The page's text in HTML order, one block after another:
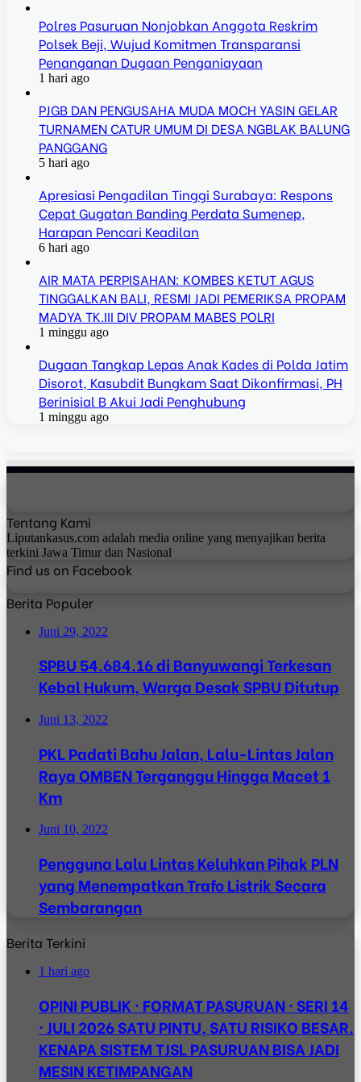
Polres Pasuruan Nonjobkan Anggota Reskrim
Polsek Beji, Wujud Komitmen Transparansi
Penanganan Dugaan Penganiayaan
1 hari ago
PJGB DAN PENGUSAHA MUDA MOCH YASIN GELAR
TURNAMEN CATUR UMUM DI DESA NGBLAK BALUNG
PANGGANG
5 hari ago
Apresiasi Pengadilan Tinggi Surabaya: Respons
Cepat Gugatan Banding Perdata Sumenep,
Harapan Pencari Keadilan
6 hari ago
AIR MATA PERPISAHAN: KOMBES KETUT AGUS
TINGGALKAN BALI, RESMI JADI PEMERIKSA PROPAM
MADYA TK.III DIV PROPAM MABES POLRI
1 minggu ago
Dugaan Tangkap Lepas Anak Kades di Polda Jatim
Disorot, Kasubdit Bungkam Saat Dikonfirmasi, PH
Berinisial B Akui Jadi Penghubung
1 minggu ago
Tentang Kami
Liputankasus.com adalah media online yang menyajikan berita
terkini Jawa Timur dan Nasional
Find us on Facebook
Berita Populer
Juni 29, 2022
SPBU 54.684.16 di Banyuwangi Terkesan
Kebal Hukum, Warga Desak SPBU Ditutup
Juni 13, 2022
PKL Padati Bahu Jalan, Lalu-Lintas Jalan
Raya OMBEN Terganggu Hingga Macet 1
Km
Juni 10, 2022
Pengguna Lalu Lintas Keluhkan Pihak PLN
yang Menempatkan Trafo Listrik Secara
Sembarangan
Berita Terkini
1 hari ago
OPINI PUBLIK · FORMAT PASURUAN · SERI 14
· JULI 2026 SATU PINTU, SATU RISIKO BESAR.
KENAPA SISTEM TJSL PASURUAN BISA JADI
MESIN KETIMPANGAN